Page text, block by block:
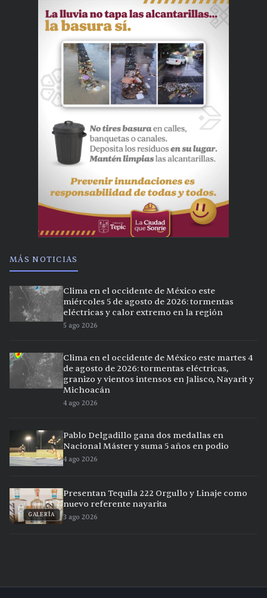
MÁS NOTICIAS
Clima en el occidente de México este
miércoles 5 de agosto de 2026: tormentas
eléctricas y calor extremo en la región
5 ago 2026
Clima en el occidente de México este martes 4
de agosto de 2026: tormentas eléctricas,
granizo y vientos intensos en Jalisco, Nayarit y
Michoacán
4 ago 2026
Pablo Delgadillo gana dos medallas en
Nacional Máster y suma 5 años en podio
4 ago 2026
GALERÍA
Presentan Tequila 222 Orgullo y Linaje como
nuevo referente nayarita
3 ago 2026